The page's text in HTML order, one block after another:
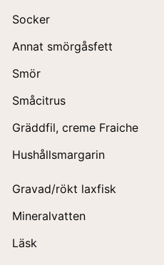
Socker
Annat smörgåsfett
Smör
Småcitrus
Gräddfil, creme Fraiche
Hushållsmargarin
Gravad/rökt laxfisk
Mineralvatten
Läsk